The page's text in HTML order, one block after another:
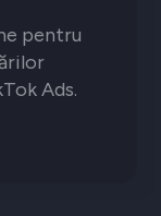
pentru
Ads.